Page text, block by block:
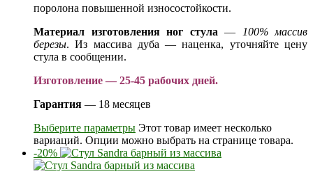
поролона повышенной износостойкости.
Материал изготовления ног стула —
100% массив
березы. Из массива дуба — наценка, уточняйте цену
стула в сообщении.
Изготовление — 25-45 рабочих дней.
Гарантия — 18 месяцев
Выберите параметры Этот товар имеет несколько
вариаций. Опции можно выбрать на странице товара.
-20%